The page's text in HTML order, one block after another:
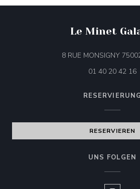
Le Minet
8 RUE MONSIGNY
01 40 20 42 16
RESERVIERUNG
RESERVIEREN
UNS FOLGEN